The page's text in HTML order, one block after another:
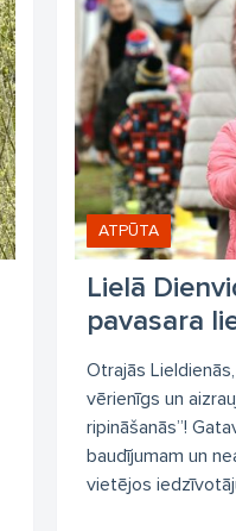
Lielā
pavasara
ATPŪTA
Otrajās
vērienīgs un
ripināšanās”!
baudījumam un
vietējos